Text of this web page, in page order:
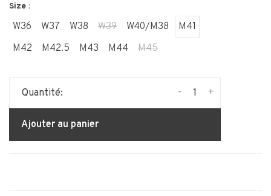
Size :
W36 W37 W38 W39 W40/M38
M41
M42
M42.5 M43 M44 M45
Quantité: +
-
Ajouter au panier